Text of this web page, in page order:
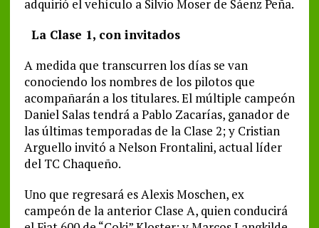
adquirió el vehículo a Silvio Moser de Sáenz Peña.
La Clase 1, con invitados
A medida que transcurren los días se van
conociendo los nombres de los pilotos que
acompañarán a los titulares. El múltiple campeón
Daniel Salas tendrá a Pablo Zacarías, ganador de
las últimas temporadas de la Clase 2; y Cristian
Arguello invitó a Nelson Frontalini, actual líder
del TC Chaqueño.
Uno que regresará es Alexis Moschen, ex
campeón de la anterior Clase A, quien conducirá